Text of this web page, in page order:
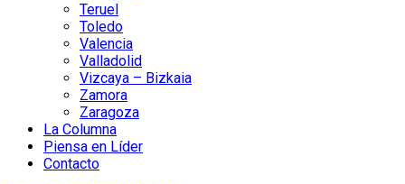
Teruel
Toledo
Valencia
Valladolid
Vizcaya – Bizkaia
Zamora
Zaragoza
La Columna
Piensa en Líder
Contacto